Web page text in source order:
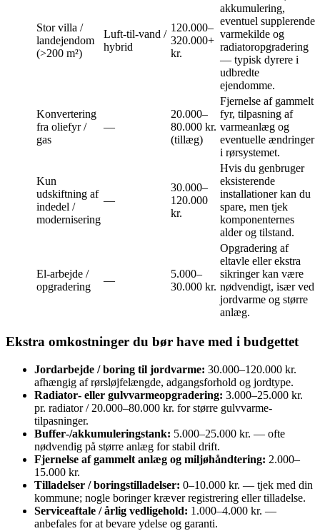
Stor villa /
landejendom
(>200 m²)
Luft‑til‑vand /
hybrid
120.000–
320.000+
kr.
akkumulering,
eventuel supplerende
varmekilde og
radiatoropgradering
— typisk dyrere i
udbredte
ejendomme.
Konvertering
fra oliefyr /
gas
—
20.000–
80.000 kr.
(tillæg)
Fjernelse af gammelt
fyr, tilpasning af
varmeanlæg og
eventuelle ændringer
i rørsystemet.
Kun
udskiftning af
indedel /
modernisering
—
30.000–
120.000
kr.
Hvis du genbruger
eksisterende
installationer kan du
spare, men tjek
komponenternes
alder og tilstand.
El‑arbejde /
opgradering
—
5.000–
30.000 kr.
Opgradering af
eltavle eller ekstra
sikringer kan være
nødvendigt, især ved
jordvarme og større
anlæg.
Ekstra omkostninger du bør have med i budgettet
Jordarbejde / boring til jordvarme: 30.000–120.000 kr.
afhængig af rørsløjfelængde, adgangsforhold og jordtype.
Radiator‑ eller gulvvarmeopgradering: 3.000–25.000 kr.
pr. radiator / 20.000–80.000 kr. for større gulvvarme-
tilpasninger.
Buffer‑/akkumuleringstank: 5.000–25.000 kr. — ofte
nødvendig på større anlæg for stabil drift.
Fjernelse af gammelt anlæg og miljøhåndtering: 2.000–
15.000 kr.
Tilladelser / boringstilladelser: 0–10.000 kr. — tjek med din
kommune; nogle boringer kræver registrering eller tilladelse.
Serviceaftale / årlig vedligehold: 1.000–4.000 kr. —
anbefales for at bevare ydelse og garanti.